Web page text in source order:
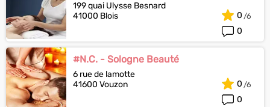
199 quai Ulysse Besnard
41000 Blois
0
0
#N.C. - Sologne Beauté
6 rue de lamotte
41600 Vouzon
0
0